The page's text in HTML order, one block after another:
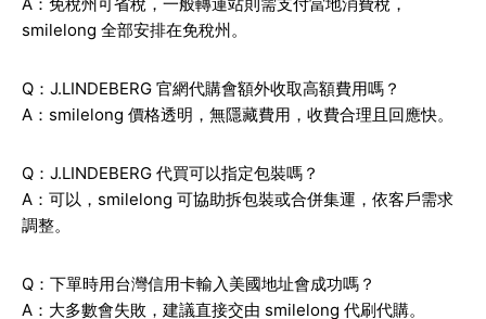
smilelong 全部安排在免稅州。
Q：J.LINDEBERG 官網代購會額外收取高額費用嗎？
A：smilelong 價格透明，無隱藏費用，收費合理且回應快。
Q：J.LINDEBERG 代買可以指定包裝嗎？
A：可以，smilelong 可協助拆包裝或合併集運，依客戶需求
調整。
Q：下單時用台灣信用卡輸入美國地址會成功嗎？
A：大多數會失敗，建議直接交由 smilelong 代刷代購。